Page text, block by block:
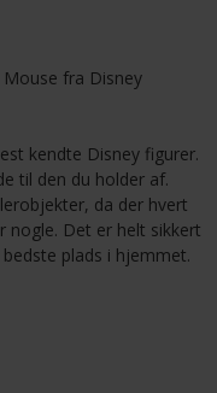
fra Disney
kendte Disney figurer.
til den du holder af.
da der hvert
nogle. Det er helt sikkert
plads i hjemmet.